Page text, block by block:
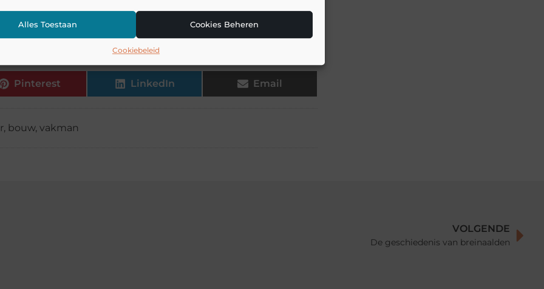
Alles Toestaan Cookies Beheren
Cookiebeleid
en service na verkoop?
Pinterest LinkedIn Email
, bouw, vakman
VOLGENDE
De geschiedenis van breinaalden